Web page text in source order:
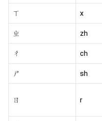
ㄒ x
ㄓ zh
ㄔ ch
ㄕ sh
ㄖ r